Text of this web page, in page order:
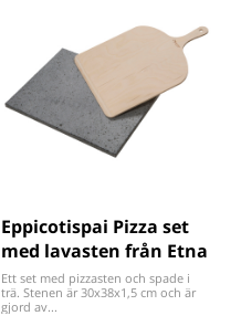
Eppicotispai Pizza set
med lavasten från Etna
Ett set med pizzasten och spade i
trä. Stenen är 30x38x1,5 cm och är
gjord av...